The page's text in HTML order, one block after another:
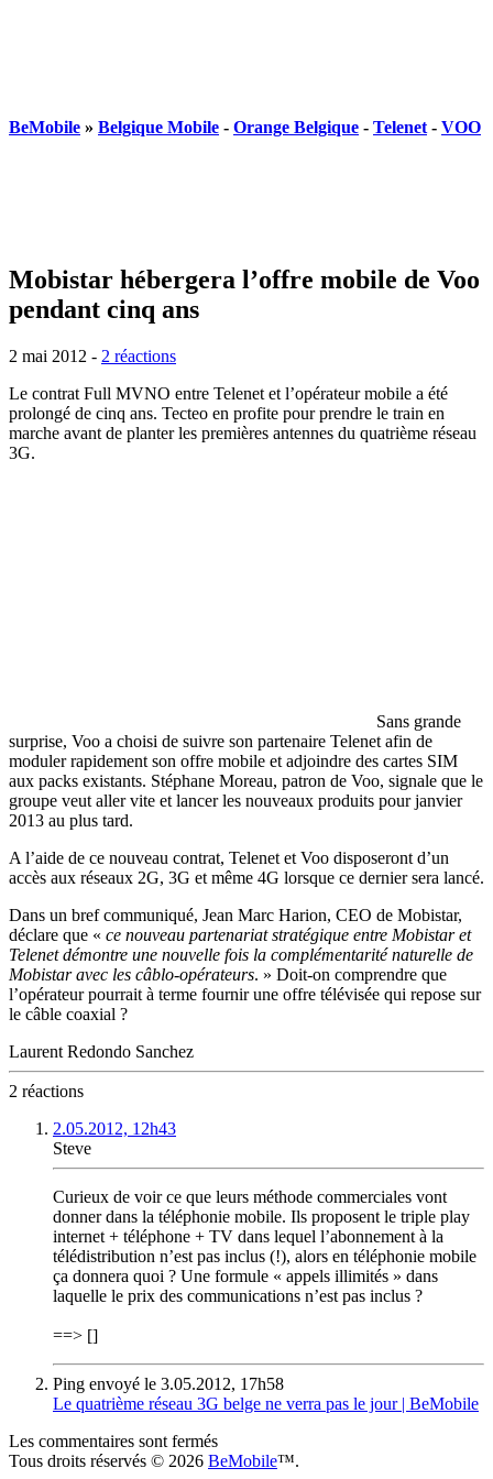
BeMobile » Belgique Mobile - Orange Belgique - Telenet - VOO
Mobistar hébergera l’offre mobile de Voo
pendant cinq ans
2 mai 2012 - 2 réactions
Le contrat Full MVNO entre Telenet et l’opérateur mobile a été
prolongé de cinq ans. Tecteo en profite pour prendre le train en
marche avant de planter les premières antennes du quatrième réseau
3G.
Sans grande
surprise, Voo a choisi de suivre son partenaire Telenet afin de
moduler rapidement son offre mobile et adjoindre des cartes SIM
aux packs existants. Stéphane Moreau, patron de Voo, signale que le
groupe veut aller vite et lancer les nouveaux produits pour janvier
2013 au plus tard.
A l’aide de ce nouveau contrat, Telenet et Voo disposeront d’un
accès aux réseaux 2G, 3G et même 4G lorsque ce dernier sera lancé.
Dans un bref communiqué, Jean Marc Harion, CEO de Mobistar,
déclare que « ce nouveau partenariat stratégique entre Mobistar et
Telenet démontre une nouvelle fois la complémentarité naturelle de
Mobistar avec les câblo-opérateurs. » Doit-on comprendre que
l’opérateur pourrait à terme fournir une offre télévisée qui repose sur
le câble coaxial ?
Laurent Redondo Sanchez
2 réactions
2.05.2012, 12h43
Steve
Curieux de voir ce que leurs méthode commerciales vont
donner dans la téléphonie mobile. Ils proposent le triple play
internet + téléphone + TV dans lequel l’abonnement à la
télédistribution n’est pas inclus (!), alors en téléphonie mobile
ça donnera quoi ? Une formule « appels illimités » dans
laquelle le prix des communications n’est pas inclus ?
==> []
Ping envoyé le 3.05.2012, 17h58
Le quatrième réseau 3G belge ne verra pas le jour | BeMobile
Les commentaires sont fermés
Tous droits réservés © 2026 BeMobile™.